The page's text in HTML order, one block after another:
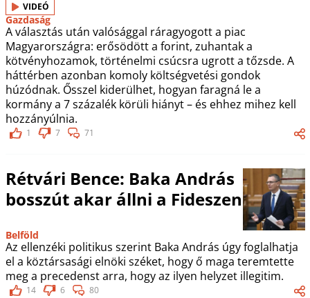
VIDEÓ
Gazdaság
A választás után valósággal ráragyogott a piac
Magyarországra: erősödött a forint, zuhantak a
kötvényhozamok, történelmi csúcsra ugrott a tőzsde. A
háttérben azonban komoly költségvetési gondok
húzódnak. Ősszel kiderülhet, hogyan faragná le a
kormány a 7 százalék körüli hiányt – és ehhez mihez kell
hozzányúlnia.
1 7 71
Rétvári Bence: Baka András
bosszút akar állni a Fideszen
Belföld
Az ellenzéki politikus szerint Baka András úgy foglalhatja
el a köztársasági elnöki széket, hogy ő maga teremtette
meg a precedenst arra, hogy az ilyen helyzet illegitim.
14 6 80